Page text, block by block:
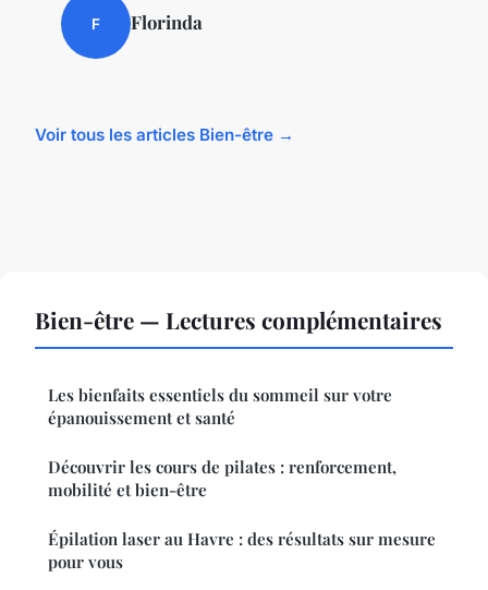
F Florinda
Voir tous les articles Bien-être →
Bien-être — Lectures complémentaires
Les bienfaits essentiels du sommeil sur votre
épanouissement et santé
Découvrir les cours de pilates : renforcement,
mobilité et bien-être
Épilation laser au Havre : des résultats sur mesure
pour vous